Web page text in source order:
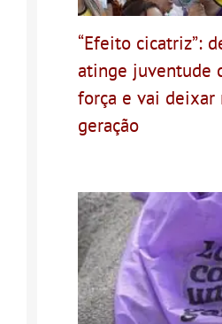
“Efeito cicatriz”:
atinge juventude
força e vai deixar
geração